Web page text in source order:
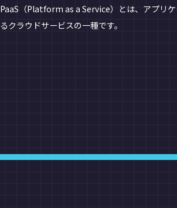
PaaS（Platform as a Service）とは、アプリ
るクラウドサービスの一種です。